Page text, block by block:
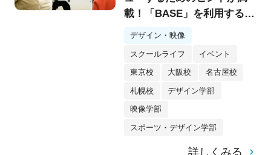
載！「BASE」を利用するク
リエイター・yukino様特別
デザイン・映像
スクールライフ イベント
東京校 大阪校 名古屋校
札幌校 デザイン学部
映像学部
スポーツ・デザイン学部
詳しくみる